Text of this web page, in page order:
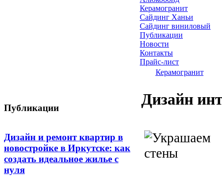
Публикации
Дизайн и ремонт квартир в
новостройке в Иркутске: как
создать идеальное жилье с
нуля
Керамогранит
Сайдинг Ханьи
Сайдинг виниловый
Публикации
Новости
Контакты
Прайс-лист
Керамогранит
Дизайн